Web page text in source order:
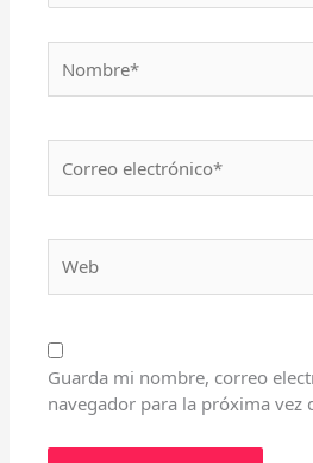
electrónico*
Guarda mi nombre, correo
navegador para la próxima vez